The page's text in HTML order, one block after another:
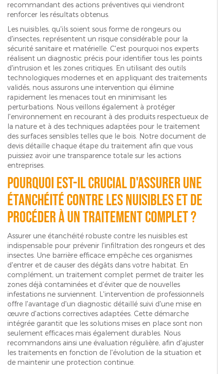
recommandant des actions préventives qui viendront
renforcer les résultats obtenus.
Les nuisibles, qu'ils soient sous forme de rongeurs ou
d'insectes, représentent un risque considérable pour la
sécurité sanitaire et matérielle. C'est pourquoi nos experts
réalisent un diagnostic précis pour identifier tous les points
d'intrusion et les zones critiques. En utilisant des outils
technologiques modernes et en appliquant des traitements
validés, nous assurons une intervention qui élimine
rapidement les menaces tout en minimisant les
perturbations. Nous veillons également à protéger
l'environnement en recourant à des produits respectueux de
la nature et à des techniques adaptées pour le traitement
des surfaces sensibles telles que le bois. Notre document de
devis détaille chaque étape du traitement afin que vous
puissiez avoir une transparence totale sur les actions
entreprises.
Pourquoi est-il crucial d'assurer une
étanchéité contre les nuisibles et de
procéder à un traitement complet ?
Assurer une étanchéité robuste contre les nuisibles est
indispensable pour prévenir l'infiltration des rongeurs et des
insectes. Une barrière efficace empêche ces organismes
d'entrer et de causer des dégâts dans votre habitat. En
complément, un traitement complet permet de traiter les
zones déjà contaminées et d'éviter que de nouvelles
infestations ne surviennent. L'intervention de professionnels
offre l'avantage d'un diagnostic détaillé suivi d'une mise en
œuvre d'actions correctives adaptées. Cette démarche
intégrée garantit que les solutions mises en place sont non
seulement efficaces mais également durables. Nous
recommandons ainsi une évaluation régulière, afin d'ajuster
les traitements en fonction de l'évolution de la situation et
de maintenir une protection continue.